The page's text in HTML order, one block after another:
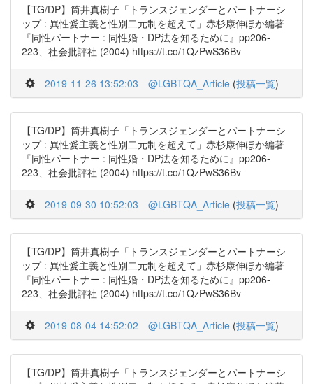
【TG/DP】筒井真樹子「トランスジェンダーとパートナーシ
ップ : 異性愛主義と性別二元制を超えて」赤杉康伸ほか編著
『同性パートナー : 同性婚・DP法を知るために』pp206-
223、社会批評社 (2004) https://t.co/1QzPwS36Bv
2019-11-26 13:52:03 @LGBTQA_Article (投稿一覧)
【TG/DP】筒井真樹子「トランスジェンダーとパートナーシ
ップ : 異性愛主義と性別二元制を超えて」赤杉康伸ほか編著
『同性パートナー : 同性婚・DP法を知るために』pp206-
223、社会批評社 (2004) https://t.co/1QzPwS36Bv
2019-09-30 10:52:03 @LGBTQA_Article (投稿一覧)
【TG/DP】筒井真樹子「トランスジェンダーとパートナーシ
ップ : 異性愛主義と性別二元制を超えて」赤杉康伸ほか編著
『同性パートナー : 同性婚・DP法を知るために』pp206-
223、社会批評社 (2004) https://t.co/1QzPwS36Bv
2019-08-04 14:52:02 @LGBTQA_Article (投稿一覧)
【TG/DP】筒井真樹子「トランスジェンダーとパートナーシ